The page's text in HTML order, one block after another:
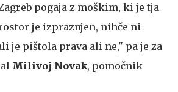
pogaja z moškim, ki je tja
je izpraznjen, nihče ni
je pištola prava ali ne," pa je za
Milivoj Novak, pomočnik